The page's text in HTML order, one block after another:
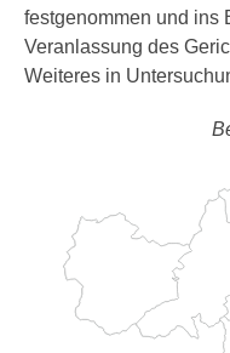
festgenommen und ins
Veranlassung des
Weiteres in